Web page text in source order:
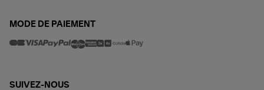
MODE DE PAIEMENT
SUIVEZ-NOUS